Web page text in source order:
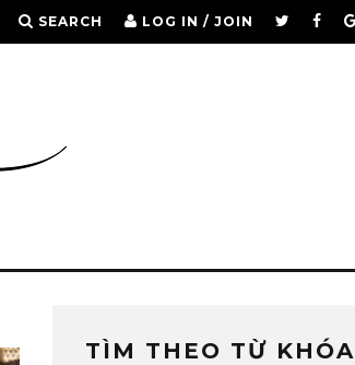
SEARCH LOG IN / JOIN
TÌM THEO TỪ KHÓA